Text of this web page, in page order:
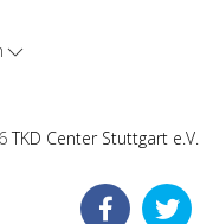
TKD Center Stuttgart e.V.